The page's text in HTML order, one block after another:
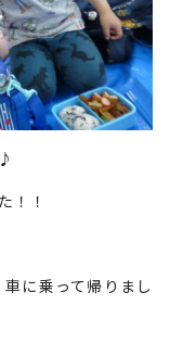
！！
に乗って帰りまし